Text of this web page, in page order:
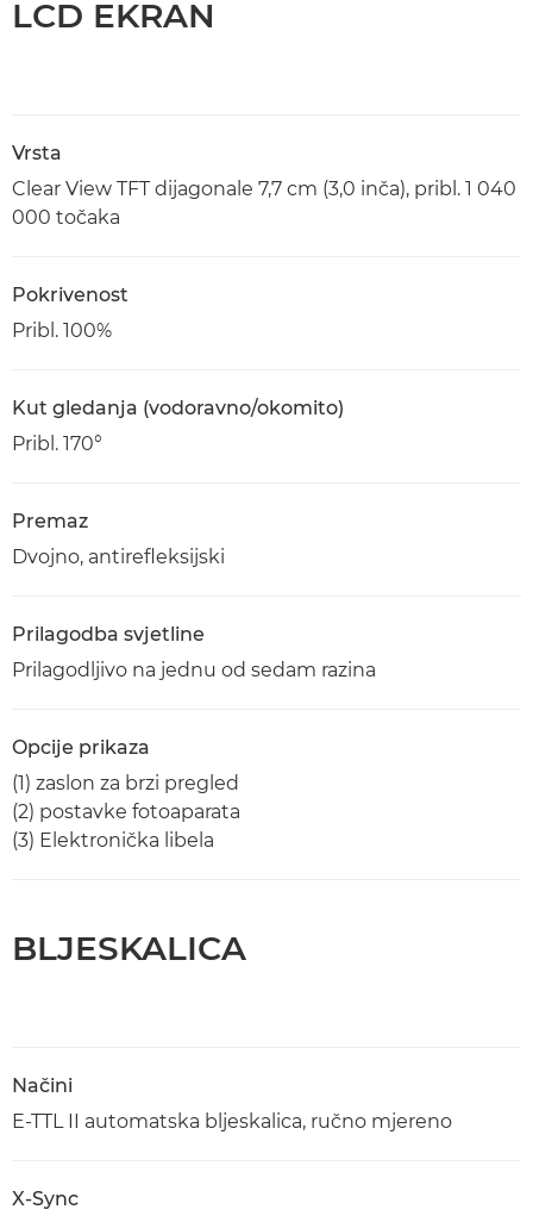
LCD EKRAN
Vrsta
Clear View TFT dijagonale 7,7 cm (3,0 inča), pribl. 1 040
000 točaka
Pokrivenost
Pribl. 100%
Kut gledanja (vodoravno/okomito)
Pribl. 170°
Premaz
Dvojno, antirefleksijski
Prilagodba svjetline
Prilagodljivo na jednu od sedam razina
Opcije prikaza
(1) zaslon za brzi pregled
(2) postavke fotoaparata
(3) Elektronička libela
BLJESKALICA
Načini
E-TTL II automatska bljeskalica, ručno mjereno
X-Sync